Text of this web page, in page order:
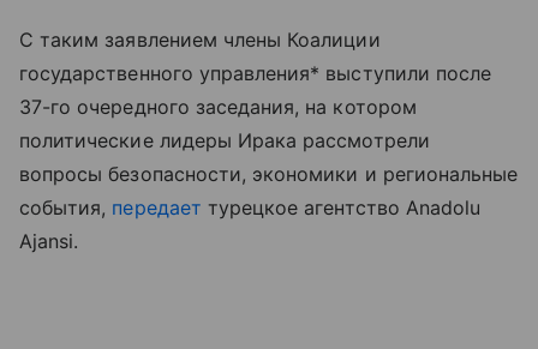
С таким заявлением члены Коалиции
государственного управления* выступили после
37-го очередного заседания, на котором
политические лидеры Ирака рассмотрели
вопросы безопасности, экономики и региональные
события, передает турецкое агентство Anadolu
Ajansi.